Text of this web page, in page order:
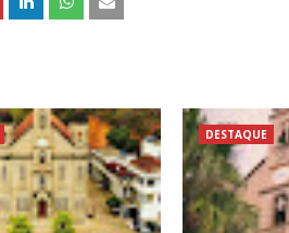
DESTAQUE